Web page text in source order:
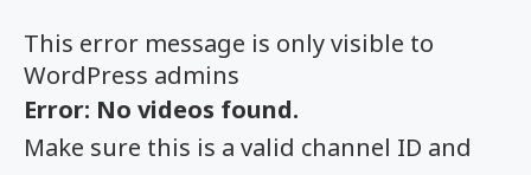
This error message is only visible to
WordPress admins
Error: No videos found.
Make sure this is a valid channel ID and